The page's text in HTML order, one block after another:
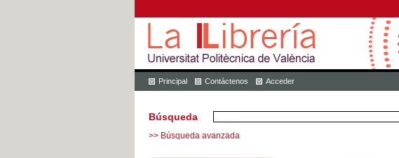
Principal Contáctenos Acceder
Búsqueda
>> Búsqueda avanzada